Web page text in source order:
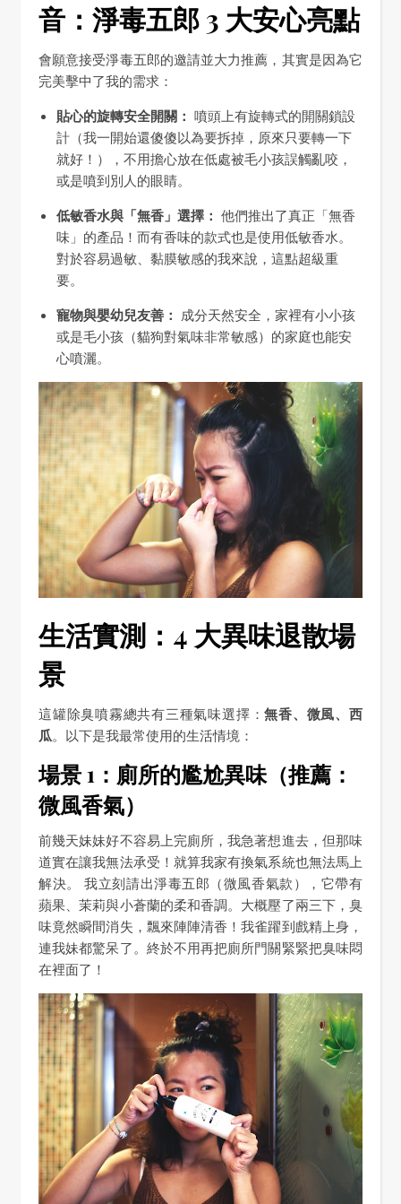
音：淨毒五郎 3 大安心亮點
會願意接受淨毒五郎的邀請並大力推薦，其實是因為它
完美擊中了我的需求：
貼心的旋轉安全開關： 噴頭上有旋轉式的開關鎖設
計（我一開始還傻傻以為要拆掉，原來只要轉一下
就好！），不用擔心放在低處被毛小孩誤觸亂咬，
或是噴到別人的眼睛。
低敏香水與「無香」選擇： 他們推出了真正「無香
味」的產品！而有香味的款式也是使用低敏香水。
對於容易過敏、黏膜敏感的我來說，這點超級重
要。
寵物與嬰幼兒友善： 成分天然安全，家裡有小小孩
或是毛小孩（貓狗對氣味非常敏感）的家庭也能安
心噴灑。
生活實測：4 大異味退散場
景
這罐除臭噴霧總共有三種氣味選擇：無香、微風、西
瓜。以下是我最常使用的生活情境：
場景 1：廁所的尷尬異味（推薦：
微風香氣）
前幾天妹妹好不容易上完廁所，我急著想進去，但那味
道實在讓我無法承受！就算我家有換氣系統也無法馬上
解決。 我立刻請出淨毒五郎（微風香氣款），它帶有
蘋果、茉莉與小蒼蘭的柔和香調。大概壓了兩三下，臭
味竟然瞬間消失，飄來陣陣清香！我雀躍到戲精上身，
連我妹都驚呆了。終於不用再把廁所門關緊緊把臭味悶
在裡面了！